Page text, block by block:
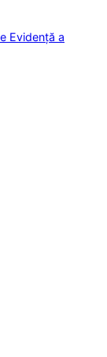
Evidență a